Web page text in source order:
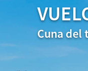
Cuna del